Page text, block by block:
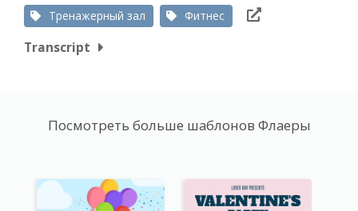
Тренажерный зал Фитнес
Transcript
Посмотреть больше шаблонов Флаеры